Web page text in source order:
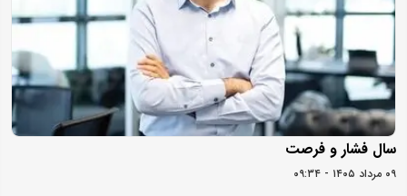
سال فشار و فرصت
۰۹ مرداد ۱۴۰۵ - ۰۹:۳۴